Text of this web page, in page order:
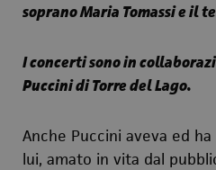
soprano Maria Tomassi e il
I concerti sono in
Puccini di Torre del Lago.
Anche Puccini aveva ed
lui, amato in vita dal